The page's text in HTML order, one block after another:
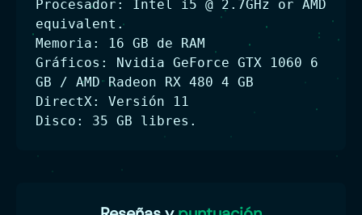
Procesador: Intel i5 @ 2.7GHz or AMD
equivalent.
Memoria: 16 GB de RAM
Gráficos: Nvidia GeForce GTX 1060 6
GB / AMD Radeon RX 480 4 GB
DirectX: Versión 11
Disco: 35 GB libres.